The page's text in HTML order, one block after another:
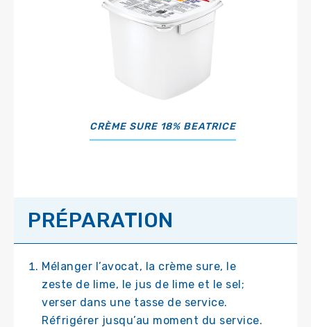
CRÈME SURE 18% BEATRICE
PRÉPARATION
Mélanger l’avocat, la crème sure, le
zeste de lime, le jus de lime et le sel;
verser dans une tasse de service.
Réfrigérer jusqu’au moment du service.